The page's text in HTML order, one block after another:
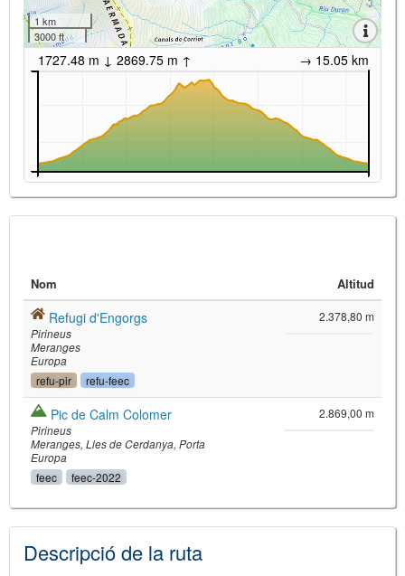
1 km
3000 ft
JS library for interactive maps
OpenStreetMap
and its contributors
1727.48 m ↓ 2869.75 m ↑ → 15.05 km
Nom Altitud
Refugi d'Engorgs
Pirineus
Meranges
Europa
refu-pir refu-feec
2.378,80 m
Pic de Calm Colomer
Pirineus
Meranges Lles de Cerdanya Porta
Europa
feec feec-2022
2.869,00 m
Descripció de la ruta